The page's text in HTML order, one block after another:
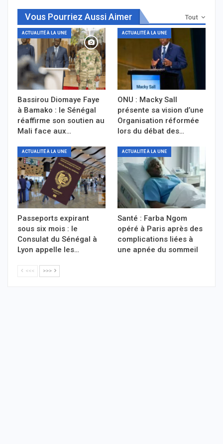
Tout
Vous Pourriez Aussi Aimer
ACTUALITÉ À LA UNE
Bassirou Diomaye Faye
à Bamako : le Sénégal
réaffirme son soutien au
Mali face aux…
ACTUALITÉ À LA UNE
ONU : Macky Sall
présente sa vision d’une
Organisation réformée
lors du débat des…
ACTUALITÉ À LA UNE
Passeports expirant
sous six mois : le
Consulat du Sénégal à
Lyon appelle les…
ACTUALITÉ À LA UNE
Santé : Farba Ngom
opéré à Paris après des
complications liées à
une apnée du sommeil
<<< >>>